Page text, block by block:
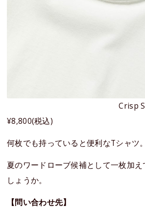
Crisp S/S
¥8,800(税込)
何枚でも持っていると便利なTシャツ。
夏のワードローブ候補として一枚加
しょうか。
【問い合わせ先】